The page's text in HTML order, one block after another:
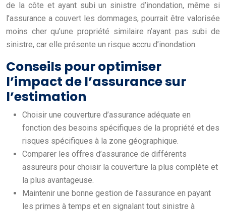
de la côte et ayant subi un sinistre d’inondation, même si
l’assurance a couvert les dommages, pourrait être valorisée
moins cher qu’une propriété similaire n’ayant pas subi de
sinistre, car elle présente un risque accru d’inondation.
Conseils pour optimiser
l’impact de l’assurance sur
l’estimation
Choisir une couverture d’assurance adéquate en
fonction des besoins spécifiques de la propriété et des
risques spécifiques à la zone géographique.
Comparer les offres d’assurance de différents
assureurs pour choisir la couverture la plus complète et
la plus avantageuse.
Maintenir une bonne gestion de l’assurance en payant
les primes à temps et en signalant tout sinistre à